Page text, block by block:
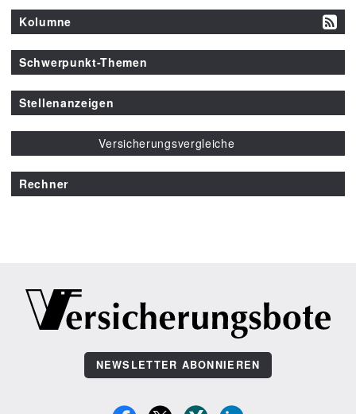
Kolumne
Schwerpunkt-Themen
Stellenanzeigen
Versicherungsvergleiche
Rechner
NEWSLETTER ABONNIEREN